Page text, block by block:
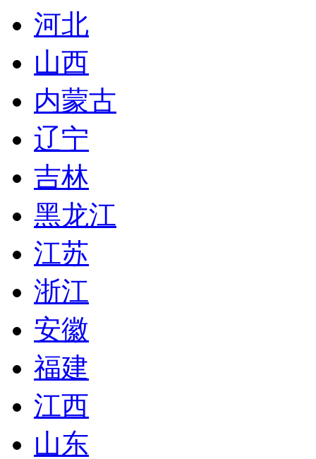
河北
山西
内蒙古
辽宁
吉林
黑龙江
江苏
浙江
安徽
福建
江西
山东